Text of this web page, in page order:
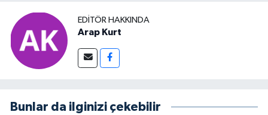
EDITÖR HAKKINDA
Arap Kurt
Bunlar da ilginizi çekebilir